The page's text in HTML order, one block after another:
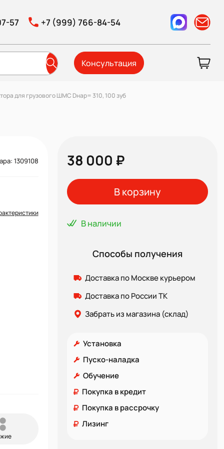
57 +7 (999) 766-84-54
Консультация
для грузового ШМС Dнар= 310, 100 зуб
1309108 38 000 ₽
В корзину
В наличии
Способы получения
Доставка по Москве курьером
Доставка по России ТК
Забрать из магазина (склад)
Установка
Пуско-наладка
Обучение
Покупка в кредит
Покупка в рассрочку
Лизинг